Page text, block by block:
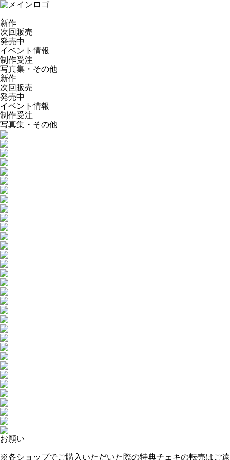
新作
次回販売
発売中
イベント情報
制作受注
写真集・その他
新作
次回販売
発売中
イベント情報
制作受注
写真集・その他
お願い
※各ショップでご購入いただいた際の特典チェキの転売はご遠